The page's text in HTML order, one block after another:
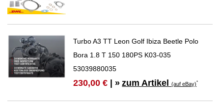
Turbo A3 TT Leon Golf Ibiza Beetle Polo
Bora 1.8 T 150 180PS K03-035
53039880035
230,00 € | » zum Artikel(auf eBay)*